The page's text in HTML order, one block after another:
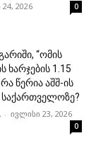
2026 0
“ომის
ხარჯების 1.15
წერია აშშ-ის
საქართველოზე?
- ივლისი 23, 2026
0